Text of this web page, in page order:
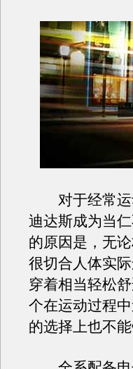
对于经常运
迪达斯成为当
的原因是，无
很切合人体实
穿着相当轻松
个在运动过程
的选择上也不